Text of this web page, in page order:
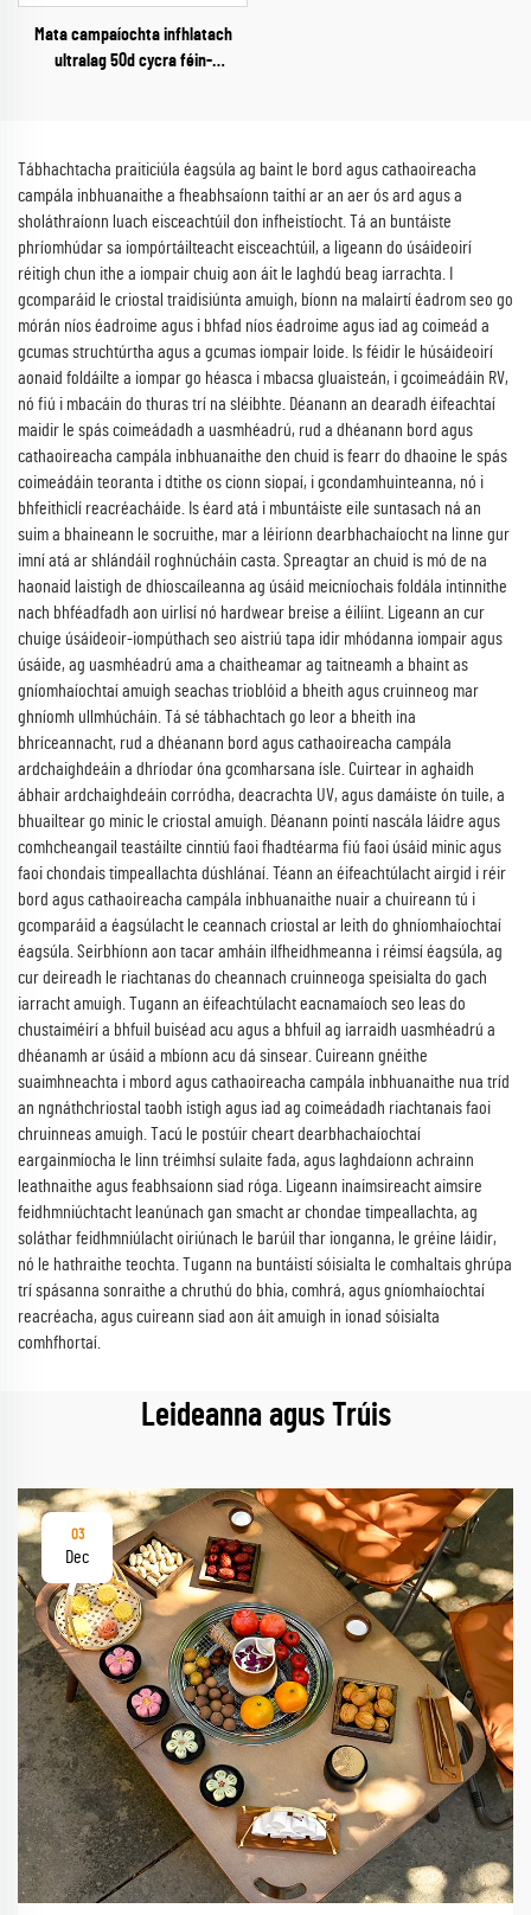
Mata campaíochta infhlatach
ultralag 50d cycra féin-
Tábhachtacha praiticiúla éagsúla ag baint le bord agus cathaoireacha
campála inbhuanaithe a fheabhsaíonn taithí ar an aer ós ard agus a
sholáthraíonn luach eisceachtúil don infheistíocht. Tá an buntáiste
phríomhúdar sa iompórtáilteacht eisceachtúil, a ligeann do úsáideoirí
réitigh chun ithe a iompair chuig aon áit le laghdú beag iarrachta. I
gcomparáid le criostal traidisiúnta amuigh, bíonn na malairtí éadrom seo go
mórán níos éadroime agus i bhfad níos éadroime agus iad ag coimeád a
gcumas struchtúrtha agus a gcumas iompair loide. Is féidir le húsáideoirí
aonaid foldáilte a iompar go héasca i mbacsa gluaisteán, i gcoimeádáin RV,
nó fiú i mbacáin do thuras trí na sléibhte. Déanann an dearadh éifeachtaí
maidir le spás coimeádadh a uasmhéadrú, rud a dhéanann bord agus
cathaoireacha campála inbhuanaithe den chuid is fearr do dhaoine le spás
coimeádáin teoranta i dtithe os cionn siopaí, i gcondamhuinteanna, nó i
bhfeithiclí reacréacháide. Is éard atá i mbuntáiste eile suntasach ná an
suim a bhaineann le socruithe, mar a léiríonn dearbhachaíocht na linne gur
imní atá ar shlándáil roghnúcháin casta. Spreagtar an chuid is mó de na
haonaid laistigh de dhioscaíleanna ag úsáid meicníochais foldála intinnithe
nach bhféadfadh aon uirlisí nó hardwear breise a éilíint. Ligeann an cur
chuige úsáideoir-iompúthach seo aistriú tapa idir mhódanna iompair agus
úsáide, ag uasmhéadrú ama a chaitheamar ag taitneamh a bhaint as
gníomhaíochtaí amuigh seachas trioblóid a bheith agus cruinneog mar
ghníomh ullmhúcháin. Tá sé tábhachtach go leor a bheith ina
bhríceannacht, rud a dhéanann bord agus cathaoireacha campála
ardchaighdeáin a dhríodar óna gcomharsana ísle. Cuirtear in aghaidh
ábhair ardchaighdeáin corródha, deacrachta UV, agus damáiste ón tuile, a
bhuailtear go minic le criostal amuigh. Déanann pointí nascála láidre agus
comhcheangail teastáilte cinntiú faoi fhadtéarma fiú faoi úsáid minic agus
faoi chondais timpeallachta dúshlánaí. Téann an éifeachtúlacht airgid i réir
bord agus cathaoireacha campála inbhuanaithe nuair a chuireann tú i
gcomparáid a éagsúlacht le ceannach criostal ar leith do ghníomhaíochtaí
éagsúla. Seirbhíonn aon tacar amháin ilfheidhmeanna i réimsí éagsúla, ag
cur deireadh le riachtanas do cheannach cruinneoga speisialta do gach
iarracht amuigh. Tugann an éifeachtúlacht eacnamaíoch seo leas do
chustaiméirí a bhfuil buiséad acu agus a bhfuil ag iarraidh uasmhéadrú a
dhéanamh ar úsáid a mbíonn acu dá sinsear. Cuireann gnéithe
suaimhneachta i mbord agus cathaoireacha campála inbhuanaithe nua tríd
an ngnáthchriostal taobh istigh agus iad ag coimeádadh riachtanais faoi
chruinneas amuigh. Tacú le postúir cheart dearbhachaíochtaí
eargainmíocha le linn tréimhsí sulaite fada, agus laghdaíonn achrainn
leathnaithe agus feabhsaíonn siad róga. Ligeann inaimsireacht aimsire
feidhmniúchtacht leanúnach gan smacht ar chondae timpeallachta, ag
soláthar feidhmniúlacht oiriúnach le barúil thar ionganna, le gréine láidir,
nó le hathraithe teochta. Tugann na buntáistí sóisialta le comhaltais ghrúpa
trí spásanna sonraithe a chruthú do bhia, comhrá, agus gníomhaíochtaí
reacréacha, agus cuireann siad aon áit amuigh in ionad sóisialta
comhfhortaí.
Leideanna agus Trúis
03
Dec